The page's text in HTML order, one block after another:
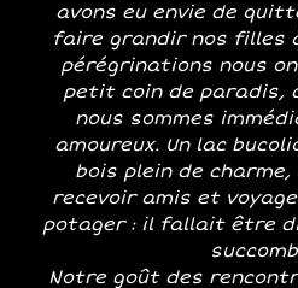
avons eu envie de
faire grandir nos filles
pérégrinations nous
petit coin de paradis,
nous sommes
amoureux. Un lac
bois plein de charme,
recevoir amis et
potager : il fallait être
Notre goût des